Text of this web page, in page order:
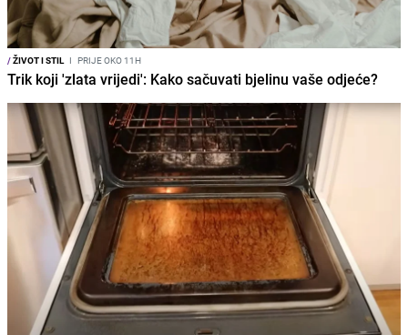
/ŽIVOT I STIL I PRIJE OKO 11H
Trik koji 'zlata vrijedi': Kako sačuvati bjelinu vaše odjeće?